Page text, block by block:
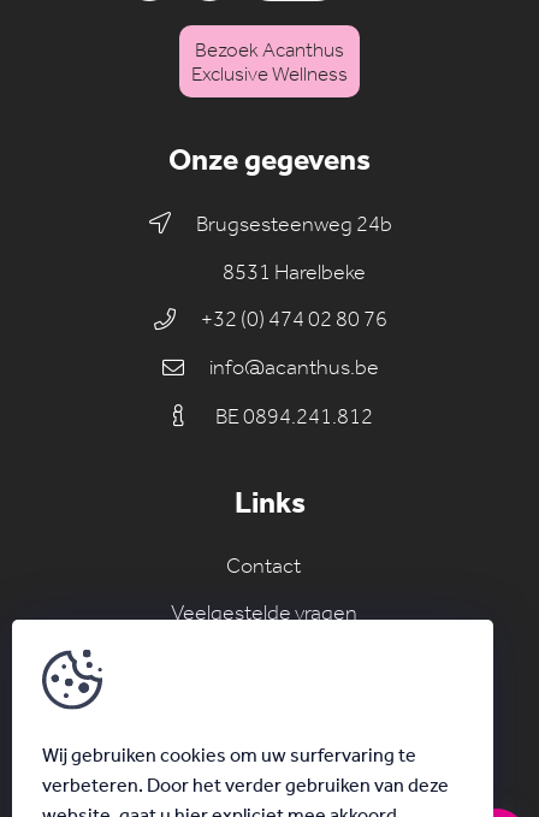
Onze gegevens
Brugsesteenweg 24b
8531 Harelbeke
+32 (0) 474 02 80 76
info@acanthus.be
BE 0894.241.812
Links
Contact
Veelgestelde vragen
Bezoek Acanthus
Exclusive Wellness
Wij gebruiken cookies om uw surfervaring te
verbeteren. Door het verder gebruiken van deze